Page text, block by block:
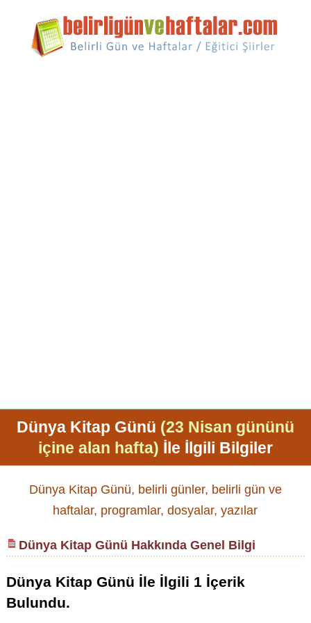
Dünya Kitap Günü (23 Nisan gününü
içine alan hafta) İle İlgili Bilgiler
Dünya Kitap Günü, belirli günler, belirli gün ve
haftalar, programlar, dosyalar, yazılar
Dünya Kitap Günü Hakkında Genel Bilgi
Dünya Kitap Günü İle İlgili 1İçerik
Bulundu.